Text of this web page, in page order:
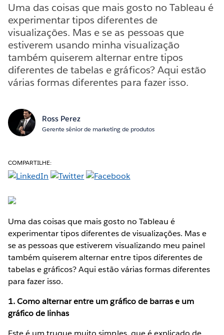
Uma das coisas que mais gosto no Tableau é
experimentar tipos diferentes de
visualizações. Mas e se as pessoas que
estiverem usando minha visualização
também quiserem alternar entre tipos
diferentes de tabelas e gráficos? Aqui estão
várias formas diferentes para fazer isso.
Ross Perez
Gerente sênior de marketing de produtos
COMPARTILHE:
Uma das coisas que mais gosto no Tableau é
experimentar tipos diferentes de visualizações. Mas e
se as pessoas que estiverem visualizando meu painel
também quiserem alternar entre tipos diferentes de
tabelas e gráficos? Aqui estão várias formas diferentes
para fazer isso.
1. Como alternar entre um gráfico de barras e um
gráfico de linhas